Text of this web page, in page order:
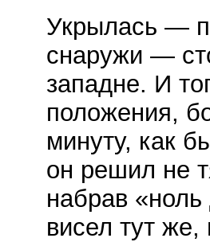
Укрылась —
снаружи —
западне. И
положения,
минуту, как
он решил не
набрав
висел тут